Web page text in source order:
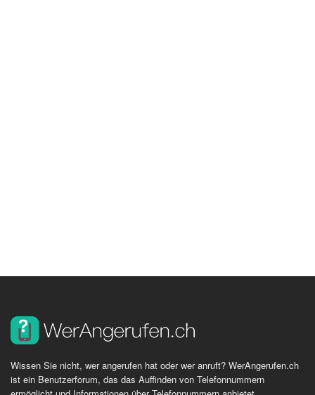
Wissen Sie nicht, wer angerufen hat oder wer anruft? WerAngerufen.ch
ist ein Benutzerforum, das das Auffinden von Telefonnummern